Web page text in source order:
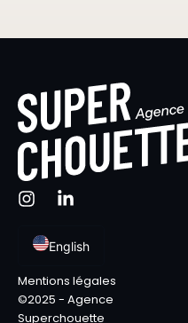
English
Mentions légales
©2025 - Agence
Superchouette